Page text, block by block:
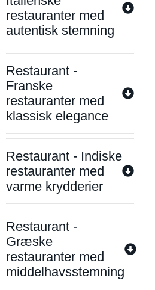
restauranter med
autentisk stemning
Restaurant -
Franske
restauranter med
klassisk elegance
Restaurant - Indiske
restauranter med
varme krydderier
Restaurant -
Græske
restauranter med
middelhavsstemning